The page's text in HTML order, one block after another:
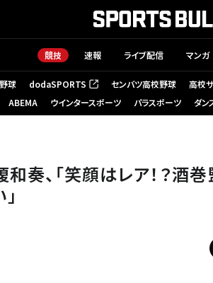
競技 速報 ライブ配信 マンガ
球 dodaSPORTS
（新しいタブで開く） センバツ高校野球 高校
ABEMA
ウインタースポーツ パラスポーツ ダン
奏、「笑顔はレア！？酒